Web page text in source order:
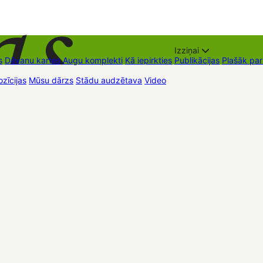
Dāvanu kartes Augu komplekti Kā iepirkties
Izziņai
Publikācijas Plašāk
Mūsu dārzs Stādu audzētava Video